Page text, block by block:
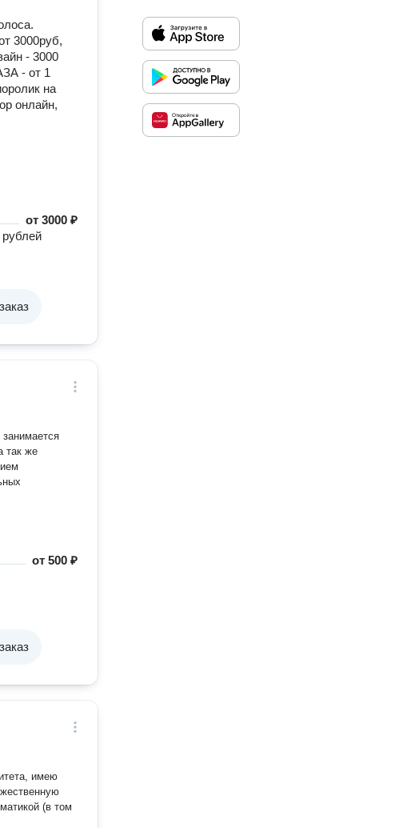
3000руб,
- 3000
- от 1
на
онлайн,
от3000 ₽
так же
от500 ₽
имею
(в том